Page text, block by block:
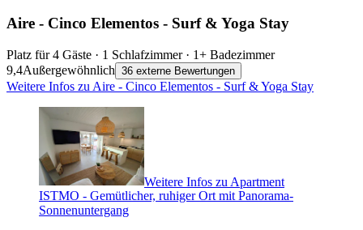
Aire - Cinco Elementos - Surf & Yoga Stay
Platz für 4 Gäste · 1 Schlafzimmer · 1+ Badezimmer
9,4Außergewöhnlich 36 externe Bewertungen
Weitere Infos zu Aire - Cinco Elementos - Surf & Yoga Stay
Weitere Infos zu Apartment
ISTMO - Gemütlicher, ruhiger Ort mit Panorama-
Sonnenuntergang